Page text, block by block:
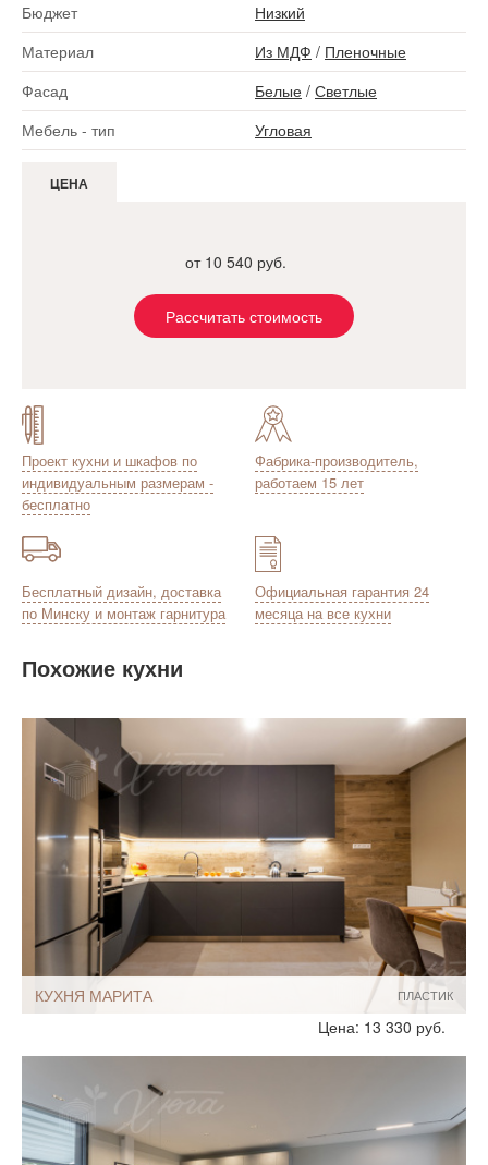
Бюджет
Низкий
Материал
Из МДФ / Пленочные
Фасад
Белые / Светлые
Мебель - тип
Угловая
ЦЕНА
от 10 540 руб.
Рассчитать стоимость
Проект кухни и шкафов по
индивидуальным размерам -
бесплатно
Фабрика-производитель,
работаем 15 лет
Бесплатный дизайн, доставка
по Минску и монтаж гарнитура
Официальная гарантия 24
месяца на все кухни
Похожие кухни
ПЛАСТИК
КУХНЯ МАРИТА
Угловая
Стандартные
Шкафы до потолка
Цена: 13 330 руб.